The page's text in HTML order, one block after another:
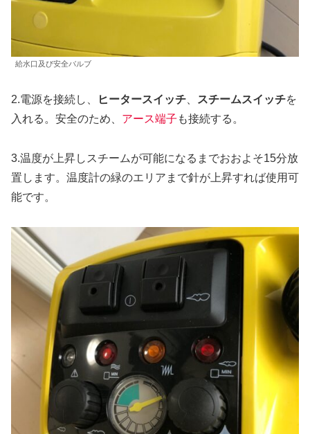
給水口及び安全バルブ
2.電源を接続し、 ヒータースイッチ スチームスイッチを
入れる。安全のため、 アース端子 も接続する。
3.温度が上昇しスチームが可能になるまでおおよそ15分放
置します。温度計の緑のエリアまで針が上昇すれば使用可
能です。